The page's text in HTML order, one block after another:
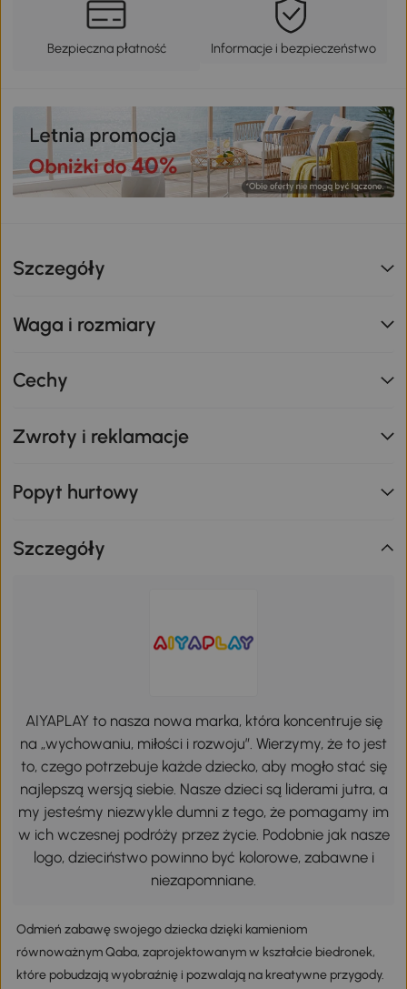
Bezpieczna płatność Informacje i bezpieczeństwo
Szczegóły
Waga i rozmiary
Cechy
Zwroty i reklamacje
Popyt hurtowy
Szczegóły
AIYAPLAY to nasza nowa marka, która koncentruje się
na „wychowaniu, miłości i rozwoju”. Wierzymy, że to jest
to, czego potrzebuje każde dziecko, aby mogło stać się
najlepszą wersją siebie. Nasze dzieci są liderami jutra, a
my jesteśmy niezwykle dumni z tego, że pomagamy im
w ich wczesnej podróży przez życie. Podobnie jak nasze
logo, dzieciństwo powinno być kolorowe, zabawne i
niezapomniane.
Odmień zabawę swojego dziecka dzięki kamieniom
równoważnym Qaba, zaprojektowanym w kształcie biedronek,
które pobudzają wyobraźnię i pozwalają na kreatywne przygody.